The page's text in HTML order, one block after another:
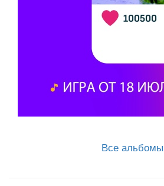
Все альбомы